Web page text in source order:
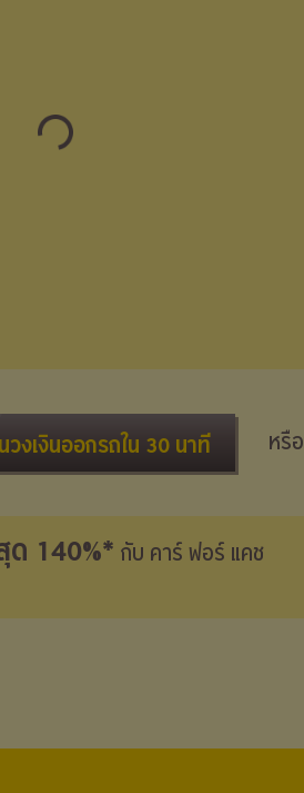
วงเงินออกรถใน 30 นาที หรือ
ด 140%* กับ คาร์ ฟอร์ แคช